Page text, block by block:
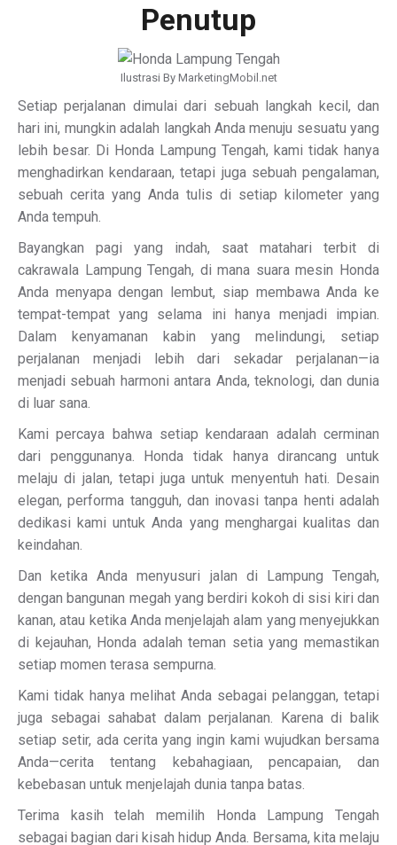
Penutup
Ilustrasi By MarketingMobil.net
Setiap perjalanan dimulai dari sebuah langkah kecil, dan
hari ini, mungkin adalah langkah Anda menuju sesuatu yang
lebih besar. Di Honda Lampung Tengah, kami tidak hanya
menghadirkan kendaraan, tetapi juga sebuah pengalaman,
sebuah cerita yang Anda tulis di setiap kilometer yang
Anda tempuh.
Bayangkan pagi yang indah, saat matahari terbit di
cakrawala Lampung Tengah, di mana suara mesin Honda
Anda menyapa dengan lembut, siap membawa Anda ke
tempat-tempat yang selama ini hanya menjadi impian.
Dalam kenyamanan kabin yang melindungi, setiap
perjalanan menjadi lebih dari sekadar perjalanan—ia
menjadi sebuah harmoni antara Anda, teknologi, dan dunia
di luar sana.
Kami percaya bahwa setiap kendaraan adalah cerminan
dari penggunanya. Honda tidak hanya dirancang untuk
melaju di jalan, tetapi juga untuk menyentuh hati. Desain
elegan, performa tangguh, dan inovasi tanpa henti adalah
dedikasi kami untuk Anda yang menghargai kualitas dan
keindahan.
Dan ketika Anda menyusuri jalan di Lampung Tengah,
dengan bangunan megah yang berdiri kokoh di sisi kiri dan
kanan, atau ketika Anda menjelajah alam yang menyejukkan
di kejauhan, Honda adalah teman setia yang memastikan
setiap momen terasa sempurna.
Kami tidak hanya melihat Anda sebagai pelanggan, tetapi
juga sebagai sahabat dalam perjalanan. Karena di balik
setiap setir, ada cerita yang ingin kami wujudkan bersama
Anda—cerita tentang kebahagiaan, pencapaian, dan
kebebasan untuk menjelajah dunia tanpa batas.
Terima kasih telah memilih Honda Lampung Tengah
sebagai bagian dari kisah hidup Anda. Bersama, kita melaju